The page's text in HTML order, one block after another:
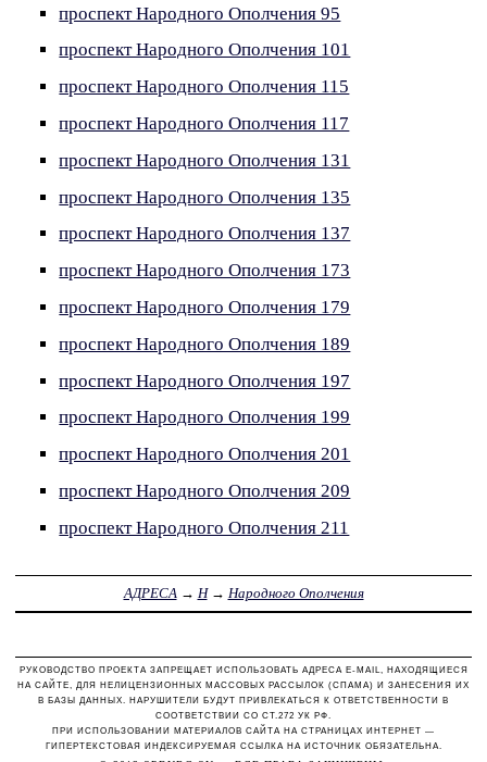
проспект Народного Ополчения 95
проспект Народного Ополчения 101
проспект Народного Ополчения 115
проспект Народного Ополчения 117
проспект Народного Ополчения 131
проспект Народного Ополчения 135
проспект Народного Ополчения 137
проспект Народного Ополчения 173
проспект Народного Ополчения 179
проспект Народного Ополчения 189
проспект Народного Ополчения 197
проспект Народного Ополчения 199
проспект Народного Ополчения 201
проспект Народного Ополчения 209
проспект Народного Ополчения 211
АДРЕСА→ Н→ Народного Ополчения
РУКОВОДСТВО ПРОЕКТА ЗАПРЕЩАЕТ ИСПОЛЬЗОВАТЬ АДРЕСА E-MAIL, НАХОДЯЩИЕСЯ
НА САЙТЕ, ДЛЯ НЕЛИЦЕНЗИОННЫХ МАССОВЫХ РАССЫЛОК (СПАМА) И ЗАНЕСЕНИЯ ИХ
В БАЗЫ ДАННЫХ. НАРУШИТЕЛИ БУДУТ ПРИВЛЕКАТЬСЯ К ОТВЕТСТВЕННОСТИ В
СООТВЕТСТВИИ СО СТ.272 УК РФ.
ПРИ ИСПОЛЬЗОВАНИИ МАТЕРИАЛОВ САЙТА НА СТРАНИЦАХ ИНТЕРНЕТ —
ГИПЕРТЕКСТОВАЯ ИНДЕКСИРУЕМАЯ ССЫЛКА НА ИСТОЧНИК ОБЯЗАТЕЛЬНА.